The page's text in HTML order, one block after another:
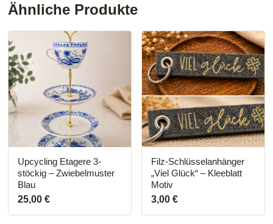
Ähnliche Produkte
Upcycling Etagere 3-
stöckig – Zwiebelmuster
Blau
25,00 €
Filz-Schlüsselanhänger
„Viel Glück“ – Kleeblatt
Motiv
3,00€